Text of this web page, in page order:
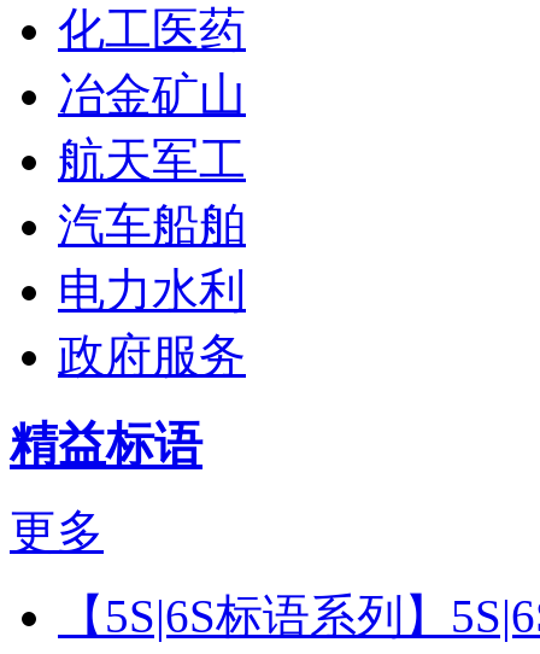
化工医药
冶金矿山
航天军工
汽车船舶
电力水利
政府服务
精益标语
更多
【5S|6S标语系列】